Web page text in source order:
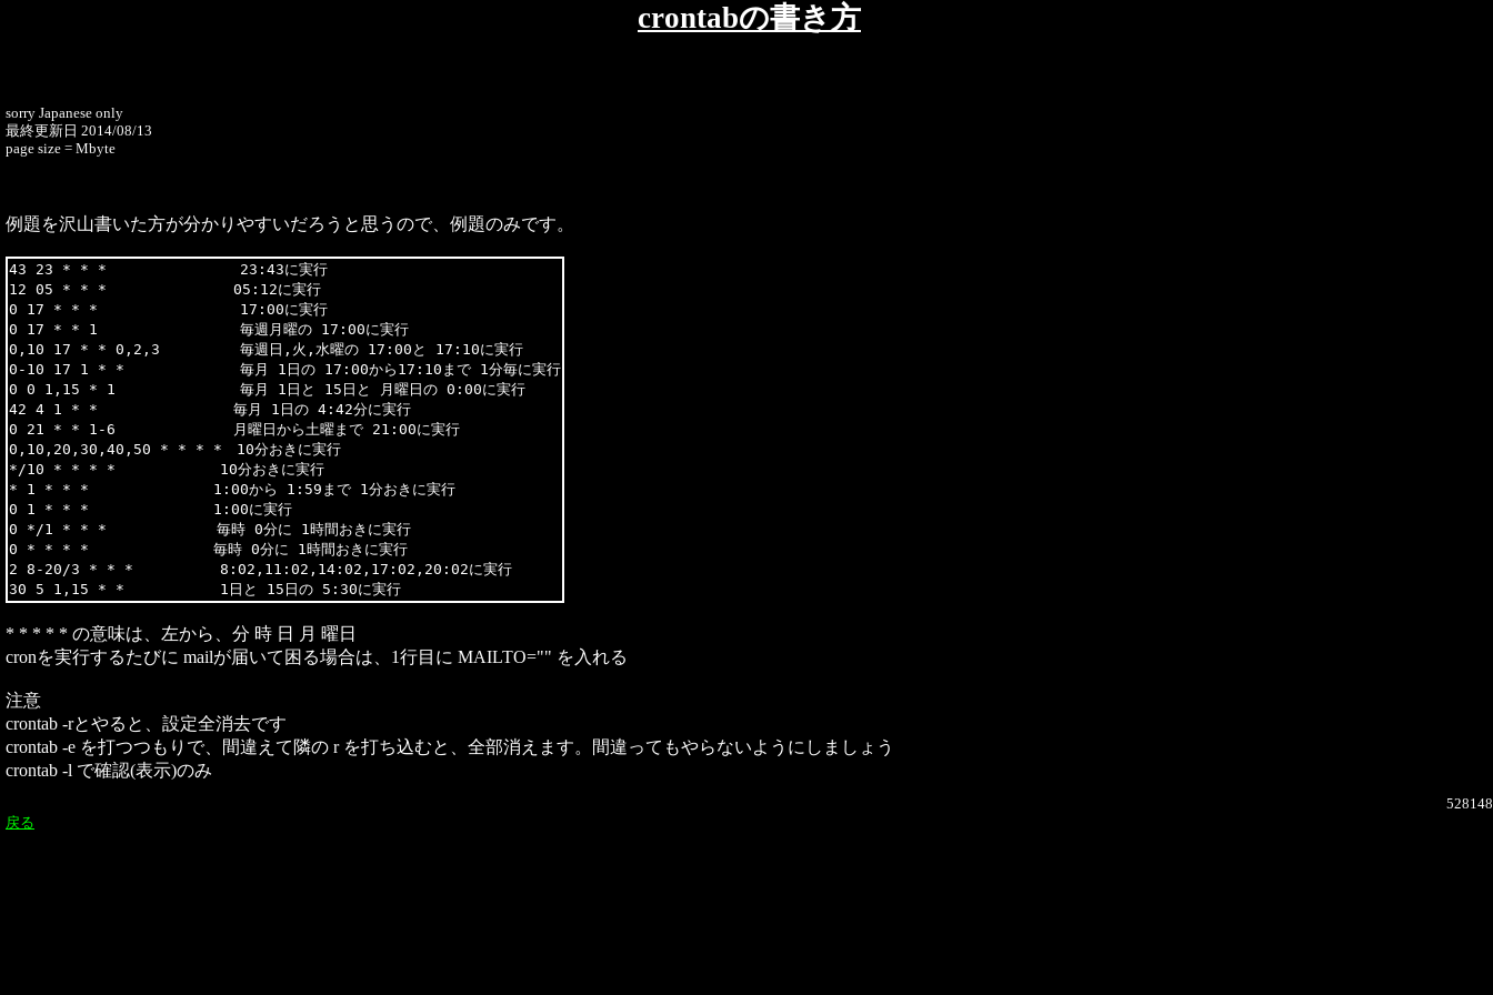
crontabの書き方
sorry Japanese only
最終更新日 2014/08/13
page size = Mbyte
例題を沢山書いた方が分かりやすいだろうと思うので、例題のみです。
43 23 * * *               23:43に実行
12 05 * * * 　　          05:12に実行
0 17 * * *                17:00に実行
0 17 * * 1                毎週月曜の 17:00に実行
0,10 17 * * 0,2,3         毎週日,火,水曜の 17:00と 17:10に実行
0-10 17 1 * *             毎月 1日の 17:00から17:10まで 1分毎に実行
0 0 1,15 * 1              毎月 1日と 15日と 月曜日の 0:00に実行
42 4 1 * * 　          　 毎月 1日の 4:42分に実行
0 21 * * 1-6　　          月曜日から土曜まで 21:00に実行
0,10,20,30,40,50 * * * *　10分おきに実行
*/10 * * * * 　　　　　　 10分おきに実行
* 1 * * *　　　　　　　　 1:00から 1:59まで 1分おきに実行
0 1 * * *　　　　　　　　 1:00に実行
0 */1 * * *　　　　　　　 毎時 0分に 1時間おきに実行
0 * * * *　　　　　　　　 毎時 0分に 1時間おきに実行
2 8-20/3 * * *　　　　　　8:02,11:02,14:02,17:02,20:02に実行
* * * * * の意味は、左から、分 時 日 月 曜日
cronを実行するたびに mailが届いて困る場合は、1行目に MAILTO="" を入れる
注意
crontab -rとやると、設定全消去です
crontab -e を打つつもりで、間違えて隣の r を打ち込むと、全部消えます。間違ってもやらないようにしましょう
crontab -l で確認(表示)のみ
528148
戻る